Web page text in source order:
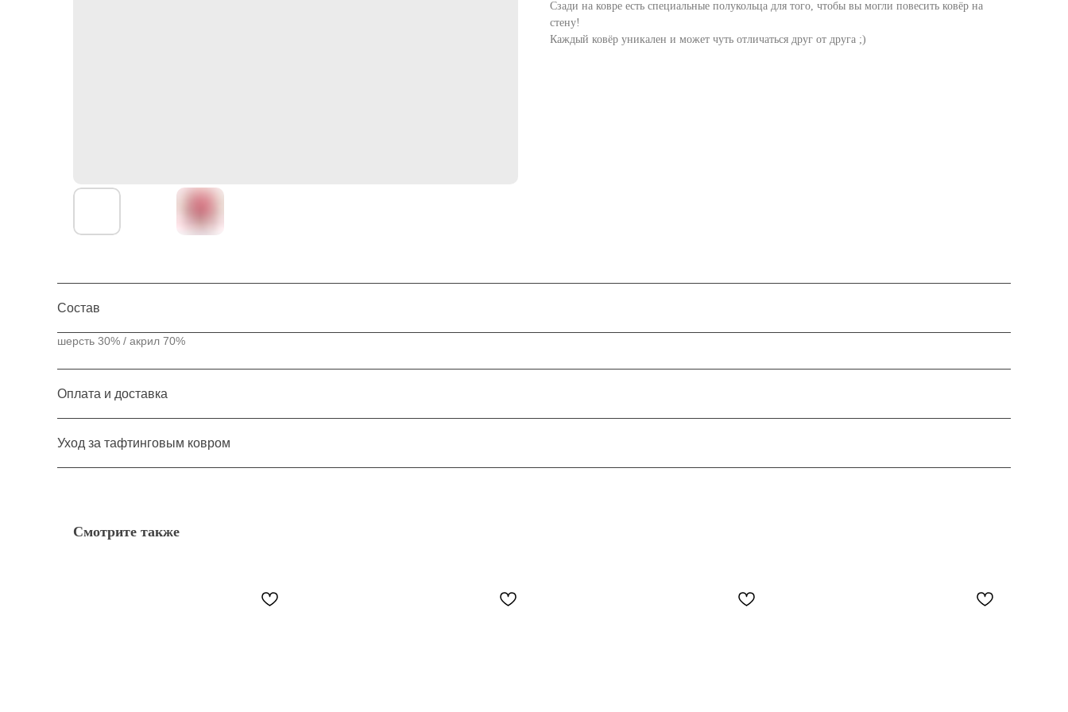
Сзади на ковре есть специальные полукольца для того, чтобы вы могли повесить ковёр на
стену!
Каждый ковёр уникален и может чуть отличаться друг от друга ;)
Состав
шерсть 30% / акрил 70%
Оплата и доставка
Уход за тафтинговым ковром
Смотрите также